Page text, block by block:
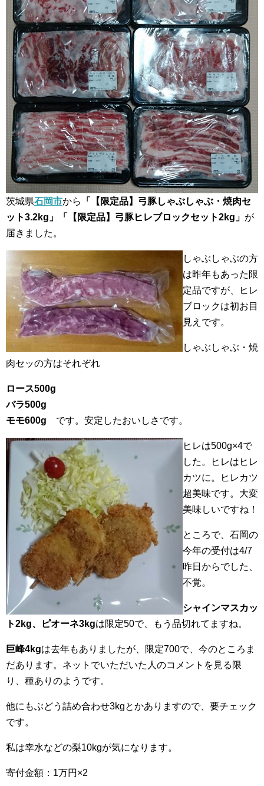
茨城県石岡市から
「【限定品】弓豚しゃぶしゃぶ・焼肉セ
ット3.2kg」「【限定品】弓豚ヒレブロックセット2kg」 が
届きました。
しゃぶしゃぶの方
は昨年もあった限
定品ですが、ヒレ
ブロックは初お目
見えです。
しゃぶしゃぶ・焼
肉セッの方はそれぞれ
ロース500g
バラ500g
モモ600g です。安定したおいしさです。
ヒレは500g×4で
した。ヒレはヒレ
カツに。ヒレカツ
超美味です。大変
美味しいですね！
ところで、石岡の
今年の受付は4/7
昨日からでした、
不覚。
シャインマスカッ
ト2kg、ピオーネ3kgは限定50で、もう品切れてますね。
巨峰4kgは去年もありましたが、限定700で、今のところま
だあります。ネットでいただいた人のコメントを見る限
り、種ありのようです。
他にもぶどう詰め合わせ3kgとかありますので、要チェック
です。
私は幸水などの梨10kgが気になります。
寄付金額：1万円×2